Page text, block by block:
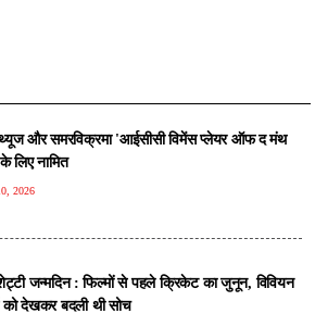
और समरविक्रमा 'आईसीसी विमेंस प्लेयर ऑफ द मंथ
लिए नामित
2026
जन्मदिन : फिल्मों से पहले क्रिकेट का जुनून, विवियन
को देखकर बदली थी सोच